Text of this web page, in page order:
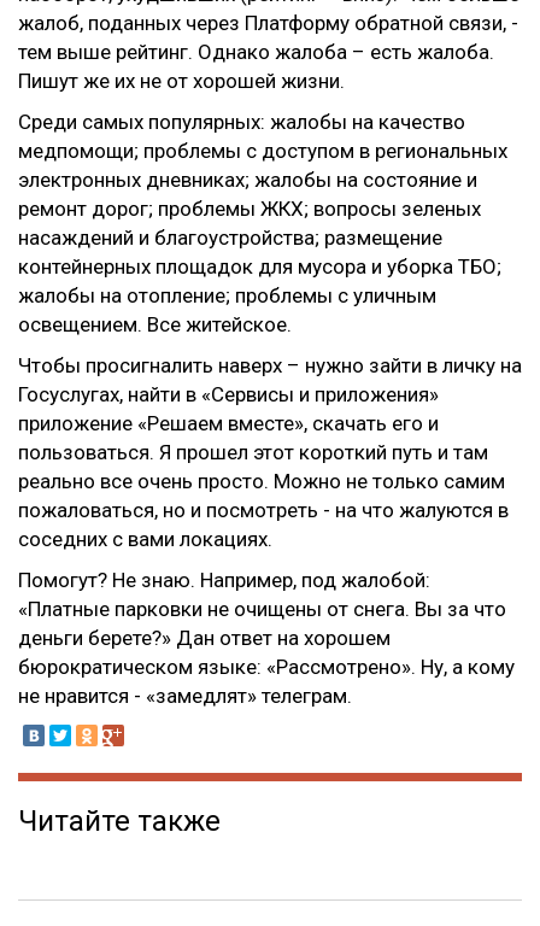
жалоб, поданных через Платформу обратной связи, -
тем выше рейтинг. Однако жалоба – есть жалоба.
Пишут же их не от хорошей жизни.
Среди самых популярных: жалобы на качество
медпомощи; проблемы с доступом в региональных
электронных дневниках; жалобы на состояние и
ремонт дорог; проблемы ЖКХ; вопросы зеленых
насаждений и благоустройства; размещение
контейнерных площадок для мусора и уборка ТБО;
жалобы на отопление; проблемы с уличным
освещением. Все житейское.
Чтобы просигналить наверх – нужно зайти в личку на
Госуслугах, найти в «Сервисы и приложения»
приложение «Решаем вместе», скачать его и
пользоваться. Я прошел этот короткий путь и там
реально все очень просто. Можно не только самим
пожаловаться, но и посмотреть - на что жалуются в
соседних с вами локациях.
Помогут? Не знаю. Например, под жалобой:
«Платные парковки не очищены от снега. Вы за что
деньги берете?» Дан ответ на хорошем
бюрократическом языке: «Рассмотрено». Ну, а кому
не нравится - «замедлят» телеграм.
Читайте также